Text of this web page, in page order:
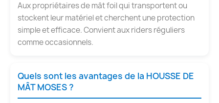
Aux propriétaires de mât foil qui transportent ou
stockent leur matériel et cherchent une protection
simple et efficace. Convient aux riders réguliers
comme occasionnels.
Quels sont les avantages de la HOUSSE DE
MÂT MOSES ?